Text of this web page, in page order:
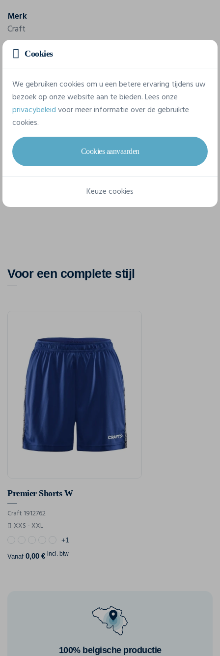
Merk
Craft
Referentie
1912758
Samenstelling
95% polyester-recycled, 5% elastane.
7 beschikbare maten
Voor een complete stijl
Premier Shorts W
Craft 1912762
XXS - XXL
+1
Vanaf 0,00 € incl. btw
100% belgische productie
Cookies
We gebruiken cookies om u een betere ervaring tijdens uw
bezoek op onze website aan te bieden. Lees onze
privacybeleidvoor meer informatie over de gebruikte
cookies.
Cookies aanvaarden
Keuze cookies